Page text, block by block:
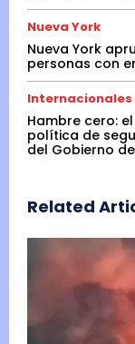
Nueva York
Nueva York
personas con
Internacionales
Hambre cero:
política de
del Gobierno
Related